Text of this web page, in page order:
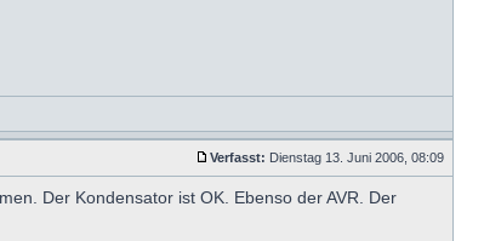
Verfasst: Dienstag 13. Juni 2006, 08:09
Der Kondensator ist OK. Ebenso der AVR. Der